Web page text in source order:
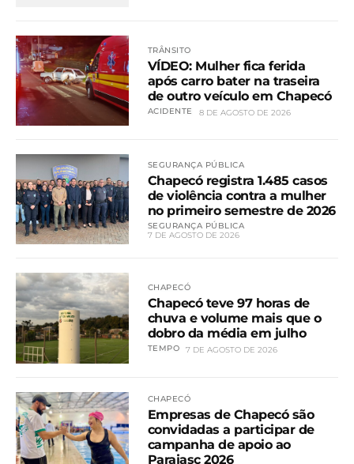
TRÂNSITO
VÍDEO: Mulher fica ferida
após carro bater na traseira
de outro veículo em Chapecó
ACIDENTE 8 DE AGOSTO DE 2026
SEGURANÇA PÚBLICA
Chapecó registra 1.485 casos
de violência contra a mulher
no primeiro semestre de 2026
SEGURANÇA PÚBLICA
7 DE AGOSTO DE 2026
CHAPECÓ
Chapecó teve 97 horas de
chuva e volume mais que o
dobro da média em julho
TEMPO 7 DE AGOSTO DE 2026
CHAPECÓ
Empresas de Chapecó são
convidadas a participar de
campanha de apoio ao
Parajasc 2026